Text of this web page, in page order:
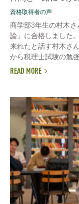
資格取得者の声
商学部3年生の村木
論」に合格しました
来れたと話す村木さ
から税理士試験の勉強
READ MORE